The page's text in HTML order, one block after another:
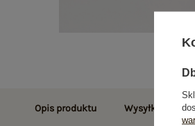
Opis produktu Wysyłka i